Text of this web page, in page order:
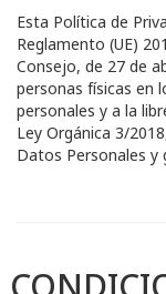
Esta Política de
Reglamento (UE)
Consejo, de 27 de
personas físicas en
personales y a la
Ley Orgánica 3/
Datos Personales y